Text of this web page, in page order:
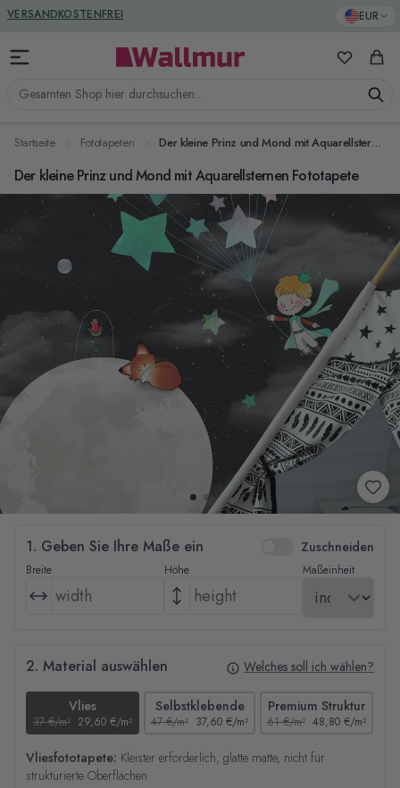
Zum Inhalt springen EUR
Gesamten Shop hier durchsuchen...
Meine
VERSANDKOSTENFREI
GREENGUARD ZERTIFIZIERT
Startseite Fototapeten Der kleine Prinz und Mond mit Aquarellsternen Fototapete
Der kleine Prinz und Mond mit Aquarellsternen Fototapete
1. Geben Sie Ihre Maße ein Zuschneiden
Breite Höhe Maßeinheit
2. Material auswählen Welches soll ich wählen?
Vlies
37 €/m² 29,60 €/m²
Selbstklebende
47 €/m² 37,60 €/m²
Premium Struktur
61 €/m² 48,80 €/m²
Vliesfototapete: Kleister erforderlich, glatte matte, nicht für
strukturierte Oberflächen